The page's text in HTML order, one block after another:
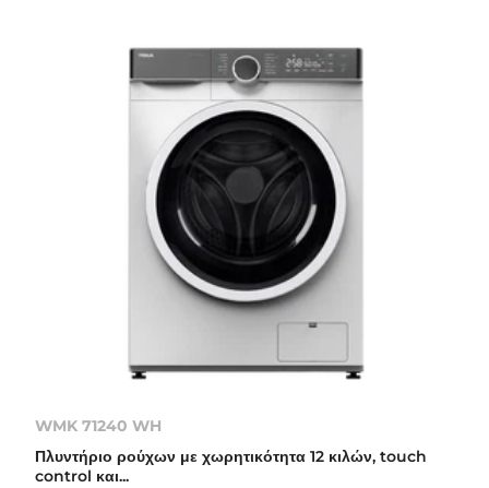
WMK 71240 WH
Πλυντήριο ρούχων με χωρητικότητα 12 κιλών, touch
control και...